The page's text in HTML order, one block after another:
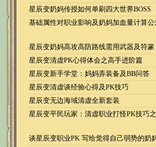
星辰变奶妈传授如何单刷四大世界BOSS
基础属性对职业影响及奶妈加血量计算公
星辰变奶妈高攻高防路线需用武器及符篆
星辰变清虚PK心得体会之高手进阶篇
星辰变新手学堂：妈妈弄装备及BB问答
星辰变清虚谈经验心得及PK技巧
星辰变无边海域清虚全新套装
星辰变平民玩家：清虚职业打怪PK技巧
谈星辰变职业PK 写给觉得自己弱势的奶